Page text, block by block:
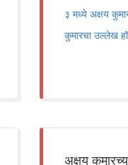
३ मध्ये अक्षय
कुमारचा उल्लेख
अक्षय